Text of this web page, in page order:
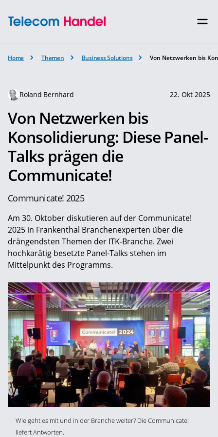
Home Themen Business Solutions Von Netzwerken bis
Roland Bernhard 22. Okt 2025
Von Netzwerken bis
Konsolidierung: Diese Panel-
Talks prägen die
Communicate!
Communicate! 2025
Am 30. Oktober diskutieren auf der Communicate!
2025 in Frankenthal Branchenexperten über die
drängendsten Themen der ITK-Branche. Zwei
hochkarätig besetzte Panel-Talks stehen im
Mittelpunkt des Programms.
Wie geht es mit und in der Branche weiter? Die Communicate!
liefert Antworten.